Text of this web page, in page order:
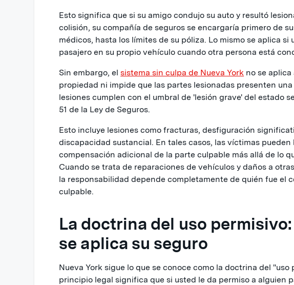
Esto significa que si su amigo condujo su auto y resultó
colisión, su compañía de seguros se encargaría primero de
médicos, hasta los límites de su póliza. Lo mismo se aplica si
pasajero en su propio vehículo cuando otra persona está
Sin embargo, elsistema sin culpa de Nueva York no se aplica
propiedad ni impide que las partes lesionadas presenten
lesiones cumplen con el umbral de 'lesión grave' del estado
51 de la Ley de Seguros.
Esto incluye lesiones como fracturas, desfiguración
discapacidad sustancial. En tales casos, las víctimas pueden
compensación adicional de la parte culpable más allá de lo
Cuando se trata de reparaciones de vehículos y daños a
la responsabilidad depende completamente de quién fue el
culpable.
La doctrina del uso
se aplica su seguro
Nueva York sigue lo que se conoce como la doctrina del "uso
principio legal significa que si usted le da permiso a alguien